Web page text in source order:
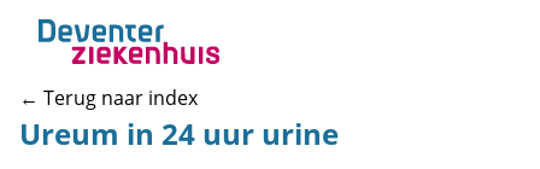
← Terug naar index
Ureum in 24 uur urine